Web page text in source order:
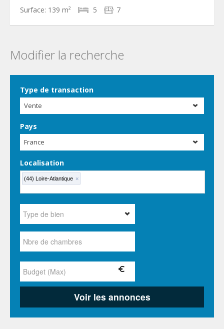
Surface: 139 m² 5 7
Modifier la recherche
Type de transaction
Vente
Pays
France
Localisation
(44) Loire-Atlantique ×